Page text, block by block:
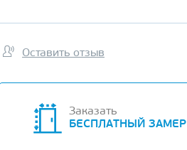
Оставить отзыв
Заказать
БЕСПЛАТНЫЙ ЗАМЕР